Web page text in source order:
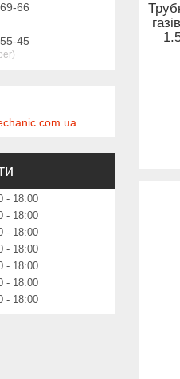
66
45
18:00
18:00
18:00
18:00
18:00
18:00
18:00